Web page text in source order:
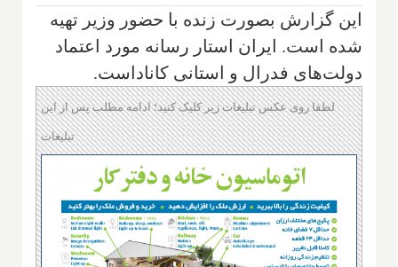
این گزارش بصورت زنده با حضور وزیر تهیه
شده است. ایران استار رسانه مورد اعتماد
دولت‌های فدرال و استانی کاناداست.
لطفا روی عکس تبلیغات زیر کلیک کنید؛ ادامه مطلب پس از این
تبلیغات